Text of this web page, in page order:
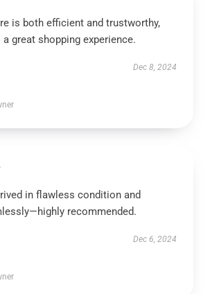
is both efficient and trustworthy,
great shopping experience.
Dec 8, 2024
in flawless condition and
recommended.
Dec 6, 2024